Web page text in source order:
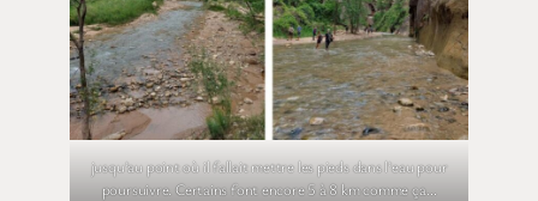
jusqu’au point où il fallait mettre les pieds dans l’eau pour
poursuivre. Certains font encore 5 à 8 km comme ça…